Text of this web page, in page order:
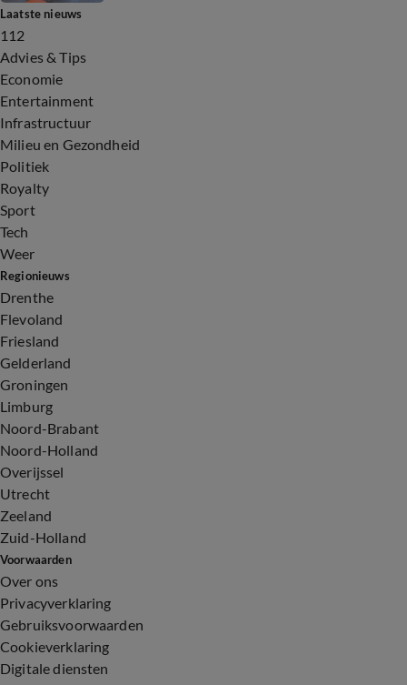
Laatste nieuws
112
Advies & Tips
Economie
Entertainment
Infrastructuur
Milieu en Gezondheid
Politiek
Royalty
Sport
Tech
Weer
Regionieuws
Drenthe
Flevoland
Friesland
Gelderland
Groningen
Limburg
Noord-Brabant
Noord-Holland
Overijssel
Utrecht
Zeeland
Zuid-Holland
Voorwaarden
Over ons
Privacyverklaring
Gebruiksvoorwaarden
Cookieverklaring
Digitale diensten